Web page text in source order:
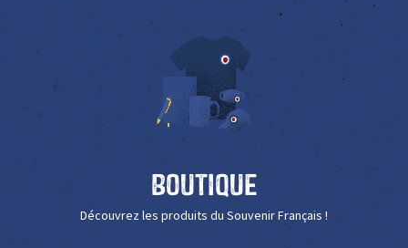
Boutique
Découvrez les produits du Souvenir Français !